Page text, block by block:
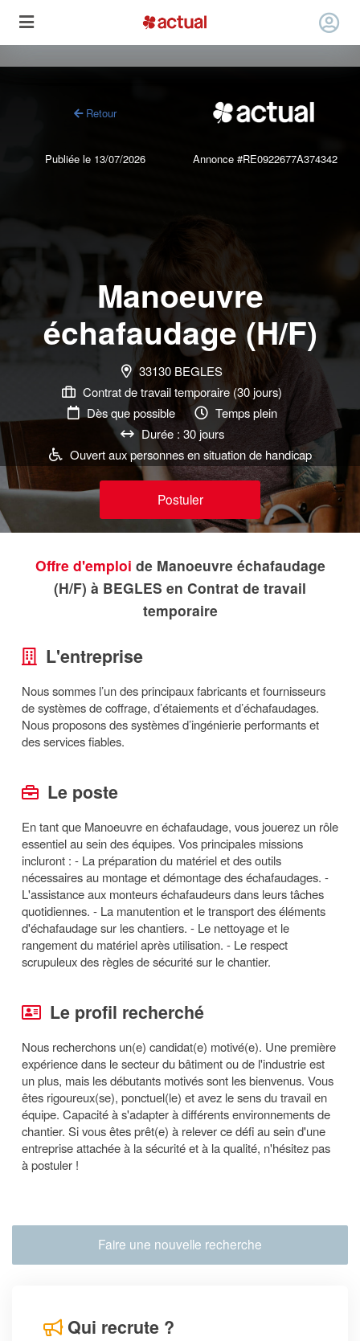
Retour
Publiée le 13/07/2026 Annonce #RE0922677A374342
Manoeuvre
échafaudage (H/F)
33130 BEGLES
Contrat de travail temporaire (30 jours)
Dès que possible
Temps plein
Durée : 30 jours
Ouvert aux personnes en situation de handicap
Postuler
Offre d'emploi de Manoeuvre échafaudage
(H/F) à BEGLES en Contrat de travail
temporaire
L'entreprise
Nous sommes l’un des principaux fabricants et fournisseurs
de systèmes de coffrage, d’étaiements et d’échafaudages.
Nous proposons des systèmes d’ingénierie performants et
des services fiables.
Le poste
En tant que Manoeuvre en échafaudage, vous jouerez un rôle
essentiel au sein des équipes. Vos principales missions
incluront : - La préparation du matériel et des outils
nécessaires au montage et démontage des échafaudages. -
L'assistance aux monteurs échafaudeurs dans leurs tâches
quotidiennes. - La manutention et le transport des éléments
d'échafaudage sur les chantiers. - Le nettoyage et le
rangement du matériel après utilisation. - Le respect
scrupuleux des règles de sécurité sur le chantier.
Le profil recherché
Nous recherchons un(e) candidat(e) motivé(e). Une première
expérience dans le secteur du bâtiment ou de l'industrie est
un plus, mais les débutants motivés sont les bienvenus. Vous
êtes rigoureux(se), ponctuel(le) et avez le sens du travail en
équipe. Capacité à s'adapter à différents environnements de
chantier. Si vous êtes prêt(e) à relever ce défi au sein d'une
entreprise attachée à la sécurité et à la qualité, n'hésitez pas
à postuler !
Faire une nouvelle recherche
Qui recrute ?